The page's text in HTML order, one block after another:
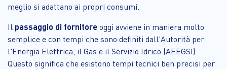
meglio si adattano ai propri consumi.
Il passaggio di fornitoreoggi avviene in maniera molto
semplice e con tempi che sono definiti dall'Autorità per
l'Energia Elettrica, il Gas e il Servizio Idrico (AEEGSI).
Questo significa che esistono tempi tecnici ben precisi per